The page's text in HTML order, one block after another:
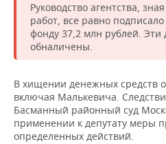
Руководство агентства,
работ, все равно
фонду 37,2 млн рублей. Эти
обналичены.
В хищении денежных средств
включая Малькевича.
Басманный районный суд
применении к депутату меры
определенных действий.